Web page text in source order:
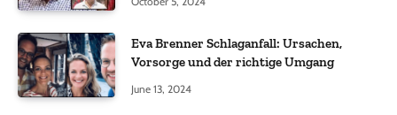
Eva Brenner Schlaganfall: Ursachen,
Vorsorge und der richtige Umgang
June 13, 2024